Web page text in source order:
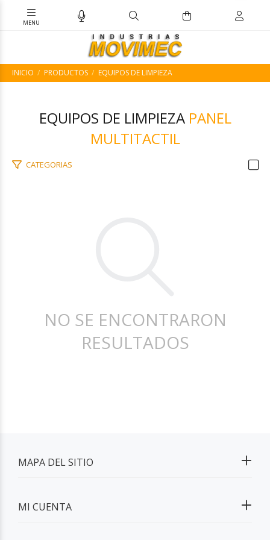
INICIO PRODUCTOS EQUIPOS DE LIMPIEZA
EQUIPOS DE LIMPIEZA PANEL
MULTITACTIL
CATEGORIAS
NO SE ENCONTRARON
RESULTADOS
MAPA DEL SITIO
MI CUENTA